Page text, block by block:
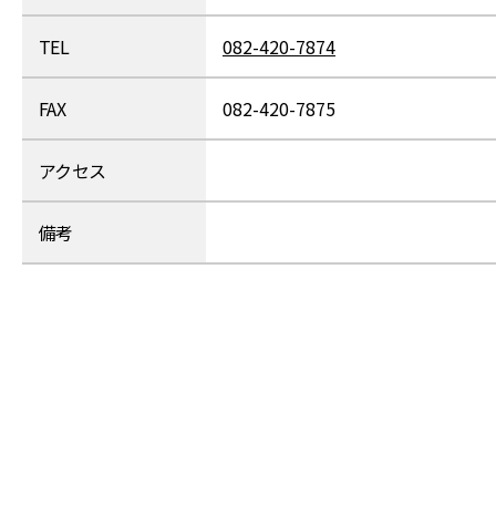
TEL 082-420-7874
FAX 082-420-7875
アクセス
備考